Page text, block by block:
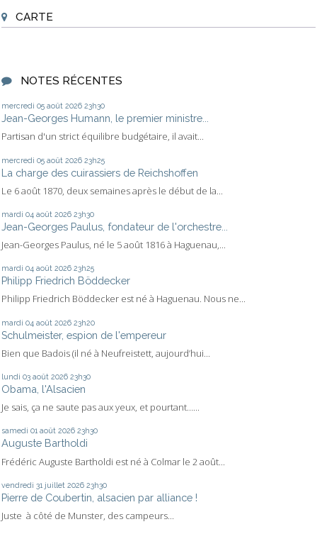
CARTE
NOTES RÉCENTES
mercredi 05 août 2026 23h30
Jean-Georges Humann, le premier ministre...
Partisan d'un strict équilibre budgétaire, il avait...
mercredi 05 août 2026 23h25
La charge des cuirassiers de Reichshoffen
Le 6 août 1870, deux semaines après le début de la...
mardi 04 août 2026 23h30
Jean-Georges Paulus, fondateur de l'orchestre...
Jean-Georges Paulus, né le 5 août 1816 à Haguenau,...
mardi 04 août 2026 23h25
Philipp Friedrich Böddecker
Philipp Friedrich Böddecker est né à Haguenau. Nous ne...
mardi 04 août 2026 23h20
Schulmeister, espion de l'empereur
Bien que Badois (il né à Neufreistett, aujourd’hui...
lundi 03 août 2026 23h30
Obama, l'Alsacien
Je sais, ça ne saute pas aux yeux, et pourtant…...
samedi 01 août 2026 23h30
Auguste Bartholdi
Frédéric Auguste Bartholdi est né à Colmar le 2 août...
vendredi 31 juillet 2026 23h30
Pierre de Coubertin, alsacien par alliance !
Juste à côté de Munster, des campeurs...